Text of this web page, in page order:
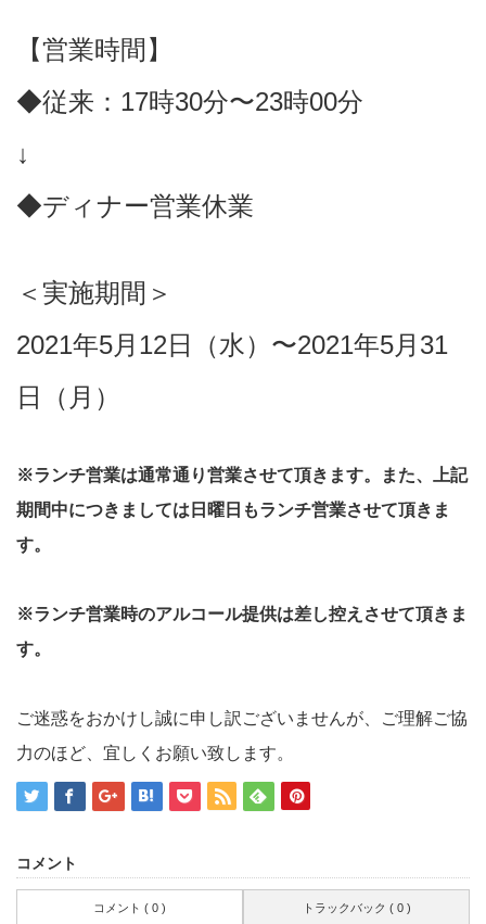
【営業時間】
◆従来：17時30分〜23時00分
↓
◆ディナー営業休業
＜実施期間＞
2021年5月12日（水）〜2021年5月31
日（月）
※ランチ営業は通常通り営業させて頂きます。
また、上記
期間中につきましては日曜日もランチ営業させて頂きま
す。
※ランチ営業時のアルコール提供は差し控えさせて頂きま
す。
ご迷惑をおかけし誠に申し訳ございませんが、ご理解ご協
力のほど、宜しくお願い致します。
コメント
コメント ( 0 ) トラックバック ( 0 )